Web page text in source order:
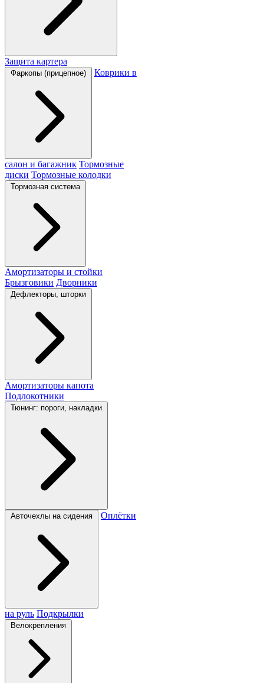
Защита картера
Фаркопы (прицепное) Коврики в
салон и багажник Тормозные
диски Тормозные колодки
Тормозная система
Амортизаторы и стойки
Брызговики Дворники
Дефлекторы, шторки
Амортизаторы капота
Подлокотники
Тюнинг: пороги, накладки
Авточехлы на сидения Оплётки
на руль Подкрылки
Велокрепления